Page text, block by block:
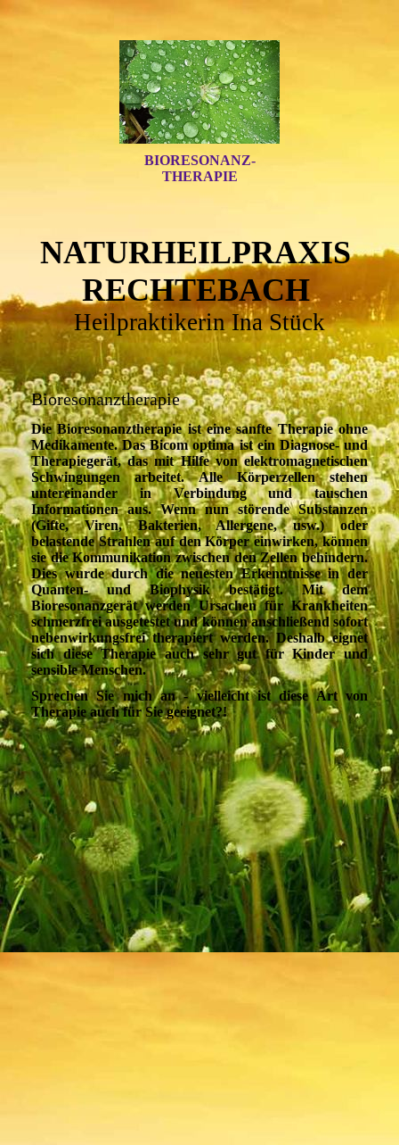
BIORESONANZ-
THERAPIE
NATURHEILPRAXIS
RECHTEBACH
Heilpraktikerin Ina Stück
Bioresonanztherapie
Die Bioresonanztherapie ist eine sanfte Therapie ohne
Medikamente. Das Bicom optima ist ein Diagnose- und
Therapiegerät, das mit Hilfe von elektromagnetischen
Schwingungen arbeitet. Alle Körperzellen stehen
untereinander in Verbindung und tauschen
Informationen aus. Wenn nun störende Substanzen
(Gifte, Viren, Bakterien, Allergene, usw.) oder
belastende Strahlen auf den Körper einwirken, können
sie die Kommunikation zwischen den Zellen behindern.
Dies wurde durch die neuesten Erkenntnisse in der
Quanten- und Biophysik bestätigt. Mit dem
Bioresonanzgerät werden Ursachen für Krankheiten
schmerzfrei ausgetestet und können anschließend sofort
nebenwirkungsfrei therapiert werden. Deshalb eignet
sich diese Therapie auch sehr gut für Kinder und
sensible Menschen.
Sprechen Sie mich an - vielleicht ist diese Art von
Therapie auch für Sie geeignet?!